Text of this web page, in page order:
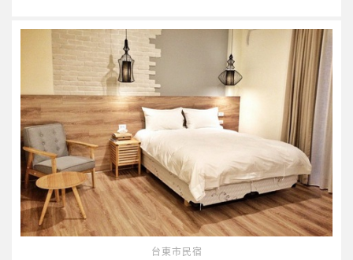
台東市民宿